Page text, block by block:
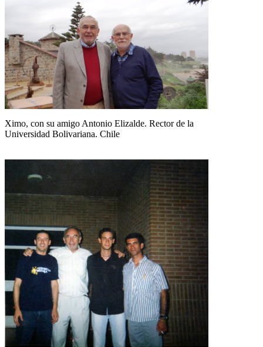
Ximo, con su amigo Antonio Elizalde. Rector de la
Universidad Bolivariana. Chile